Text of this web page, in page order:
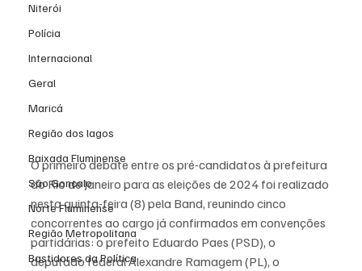
Niterói
Polícia
Internacional
Geral
Maricá
Região dos lagos
Baixada Fluminense
São Gonçalo
Norte Fluminense
Região Metropolitana
Bastidores da Política
O primeiro debate entre os pré-candidatos à prefeitura
do Rio de Janeiro para as eleições de 2024 foi realizado
nesta quinta-feira (8) pela Band, reunindo cinco
concorrentes ao cargo já confirmados em convenções
partidárias: o prefeito Eduardo Paes (PSD), o
deputado federal Alexandre Ramagem (PL), o